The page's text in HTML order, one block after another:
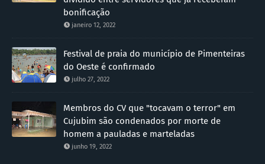
bonificação
janeiro 12, 2022
Festival de praia do município de Pimenteiras
do Oeste é confirmado
julho 27, 2022
Membros do CV que "tocavam o terror" em
Cujubim são condenados por morte de
homem a pauladas e marteladas
junho 19, 2022